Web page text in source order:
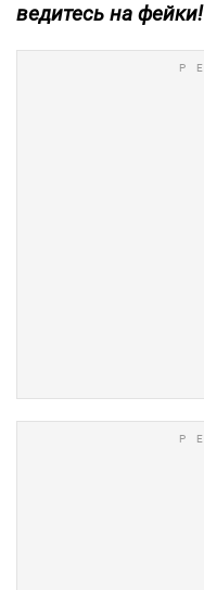
ведитесь на фейки!